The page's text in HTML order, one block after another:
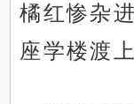
橘红惨杂
座学楼渡